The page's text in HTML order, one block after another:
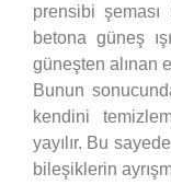
prensibi
betona güneş
güneşten alınan
Bunun
kendini
yayılır. Bu
bileşiklerin